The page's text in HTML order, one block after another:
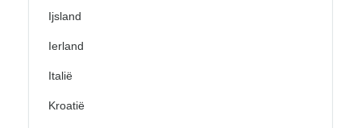
Ijsland
Ierland
Italië
Kroatië